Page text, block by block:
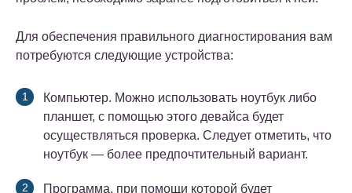
Для обеспечения правильного диагностирования вам
потребуются следующие устройства:
Компьютер. Можно использовать ноутбук либо
планшет, с помощью этого девайса будет
осуществляться проверка. Следует отметить, что
ноутбук — более предпочтительный вариант.
Программа, при помощи которой будет